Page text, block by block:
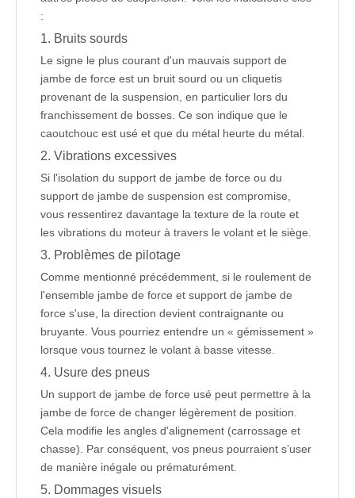
:
1. Bruits sourds
Le signe le plus courant d'un mauvais support de
jambe de force est un bruit sourd ou un cliquetis
provenant de la suspension, en particulier lors du
franchissement de bosses. Ce son indique que le
caoutchouc est usé et que du métal heurte du métal.
2. Vibrations excessives
Si l'isolation du support de jambe de force ou du
support de jambe de suspension est compromise,
vous ressentirez davantage la texture de la route et
les vibrations du moteur à travers le volant et le siège.
3. Problèmes de pilotage
Comme mentionné précédemment, si le roulement de
l'ensemble jambe de force et support de jambe de
force s'use, la direction devient contraignante ou
bruyante. Vous pourriez entendre un « gémissement »
lorsque vous tournez le volant à basse vitesse.
4. Usure des pneus
Un support de jambe de force usé peut permettre à la
jambe de force de changer légèrement de position.
Cela modifie les angles d'alignement (carrossage et
chasse). Par conséquent, vos pneus pourraient s’user
de manière inégale ou prématurément.
5. Dommages visuels